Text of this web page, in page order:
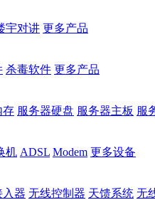
宇对讲 更多产品
杀毒软件 更多产品
存 服务器硬盘 服务器主板 服
机 ADSL Modem 更多设备
入器 无线控制器 天馈系统 无